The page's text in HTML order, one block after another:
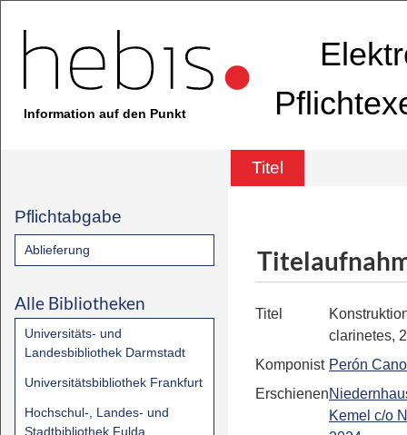
Information auf den Punkt
Titel
Pflichtabgabe
Ablieferung
Alle Bibliotheken
Universitäts- und
Landesbibliothek Darmstadt
Universitätsbibliothek Frankfurt
Hochschul-, Landes- und
Stadtbibliothek Fulda
Titel
clarinetes,
Komponist Perón
Erschienen
Kemel c/o